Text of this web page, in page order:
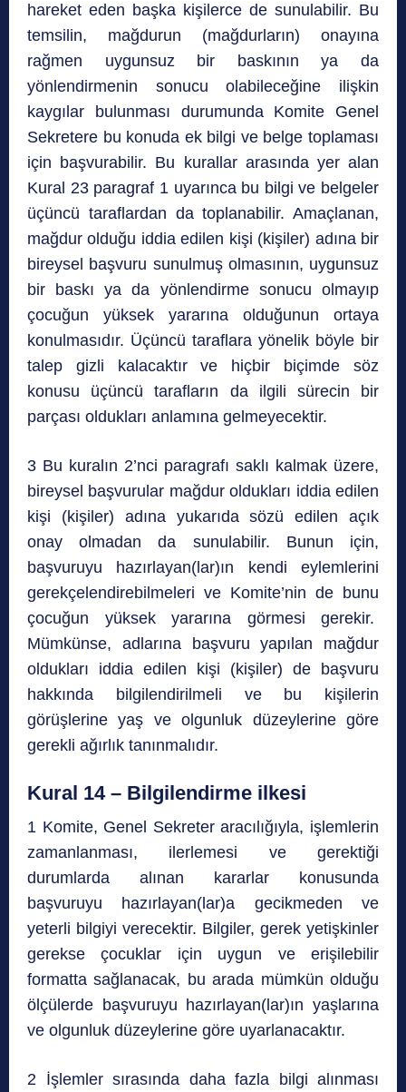
hareket eden başka kişilerce de sunulabilir. Bu
temsilin, mağdurun (mağdurların) onayına
rağmen uygunsuz bir baskının ya da
yönlendirmenin sonucu olabileceğine ilişkin
kaygılar bulunması durumunda Komite Genel
Sekretere bu konuda ek bilgi ve belge toplaması
için başvurabilir. Bu kurallar arasında yer alan
Kural 23 paragraf 1 uyarınca bu bilgi ve belgeler
üçüncü taraflardan da toplanabilir. Amaçlanan,
mağdur olduğu iddia edilen kişi (kişiler) adına bir
bireysel başvuru sunulmuş olmasının, uygunsuz
bir baskı ya da yönlendirme sonucu olmayıp
çocuğun yüksek yararına olduğunun ortaya
konulmasıdır. Üçüncü taraflara yönelik böyle bir
talep gizli kalacaktır ve hiçbir biçimde söz
konusu üçüncü tarafların da ilgili sürecin bir
parçası oldukları anlamına gelmeyecektir.
3 Bu kuralın 2’nci paragrafı saklı kalmak üzere,
bireysel başvurular mağdur oldukları iddia edilen
kişi (kişiler) adına yukarıda sözü edilen açık
onay olmadan da sunulabilir. Bunun için,
başvuruyu hazırlayan(lar)ın kendi eylemlerini
gerekçelendirebilmeleri ve Komite’nin de bunu
çocuğun yüksek yararına görmesi gerekir.
Mümkünse, adlarına başvuru yapılan mağdur
oldukları iddia edilen kişi (kişiler) de başvuru
hakkında bilgilendirilmeli ve bu kişilerin
görüşlerine yaş ve olgunluk düzeylerine göre
gerekli ağırlık tanınmalıdır.
Kural 14 – Bilgilendirme ilkesi
1 Komite, Genel Sekreter aracılığıyla, işlemlerin
zamanlanması, ilerlemesi ve gerektiği
durumlarda alınan kararlar konusunda
başvuruyu hazırlayan(lar)a gecikmeden ve
yeterli bilgiyi verecektir. Bilgiler, gerek yetişkinler
gerekse çocuklar için uygun ve erişilebilir
formatta sağlanacak, bu arada mümkün olduğu
ölçülerde başvuruyu hazırlayan(lar)ın yaşlarına
ve olgunluk düzeylerine göre uyarlanacaktır.
2 İşlemler sırasında daha fazla bilgi alınması